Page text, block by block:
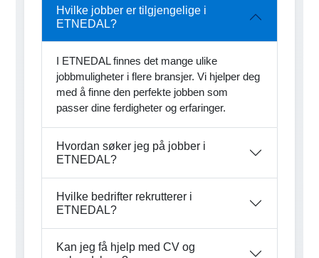
Hvilke jobber er tilgjengelige i
ETNEDAL?
I ETNEDAL finnes det mange ulike
jobbmuligheter i flere bransjer. Vi hjelper deg
med å finne den perfekte jobben som
passer dine ferdigheter og erfaringer.
Hvordan søker jeg på jobber i
ETNEDAL?
Hvilke bedrifter rekrutterer i
ETNEDAL?
Kan jeg få hjelp med CV og